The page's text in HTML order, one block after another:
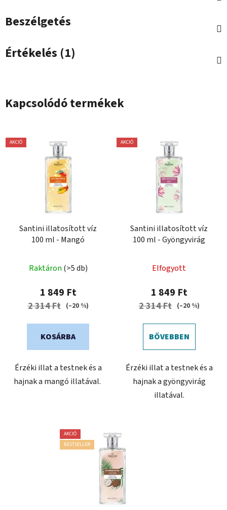
Beszélgetés
Értékelés (1)
Kapcsolódó termékek
AKCIÓ
Santini illatosított víz
100 ml - Mangó
Raktáron (>5 db)
1 849 Ft
2 314 Ft (–20 %)
KOSÁRBA
Érzéki illat a testnek és a
hajnak a mangó illatával.
AKCIÓ
Santini illatosított víz
100 ml - Gyöngyvirág
Elfogyott
1 849 Ft
2 314 Ft (–20 %)
BŐVEBBEN
Érzéki illat a testnek és a
hajnak a gyöngyvirág
illatával.
AKCIÓ
BESTSELLER